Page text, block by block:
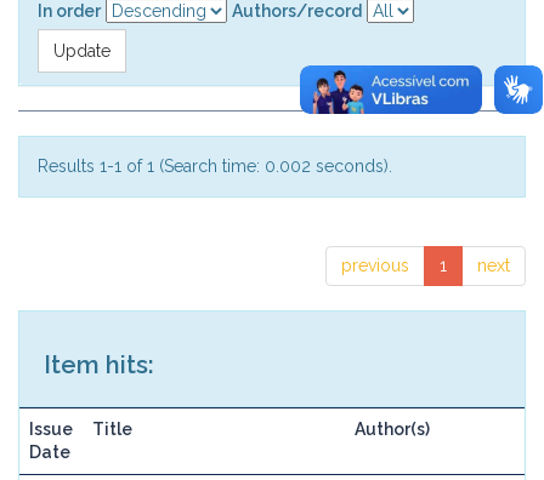
In order
Authors/record
Results 1-1 of 1 (Search time: 0.002 seconds).
previous 1 next
Item hits:
Issue
Date
Title Author(s)